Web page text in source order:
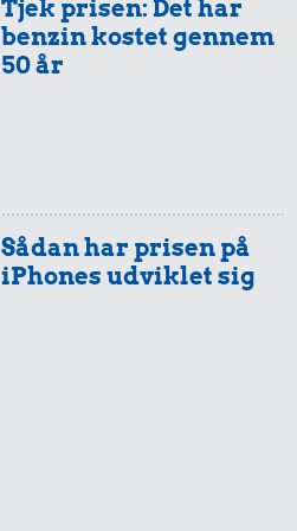
Tjek prisen: Det har
benzin kostet gennem
50 år
Sådan har prisen på
iPhones udviklet sig